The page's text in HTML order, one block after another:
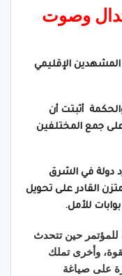
وصوت
الإقليمي
أثبتت أن
جمع المختلفين
دولة في الشرق
القادر على تحويل
للأمل.
للمؤتمر حين تتحدث
وأخرى تملك
على صياغة